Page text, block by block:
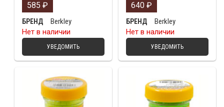
585 ₽
БРЕНД
Berkley
Нет в наличии
УВЕДОМИТЬ
640 ₽
БРЕНД
Berkley
Нет в наличии
УВЕДОМИТЬ